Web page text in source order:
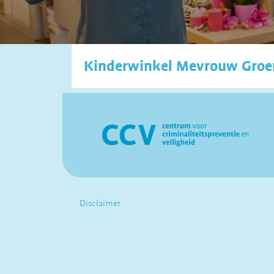
Kinderwinkel Mevrouw
Disclaimer